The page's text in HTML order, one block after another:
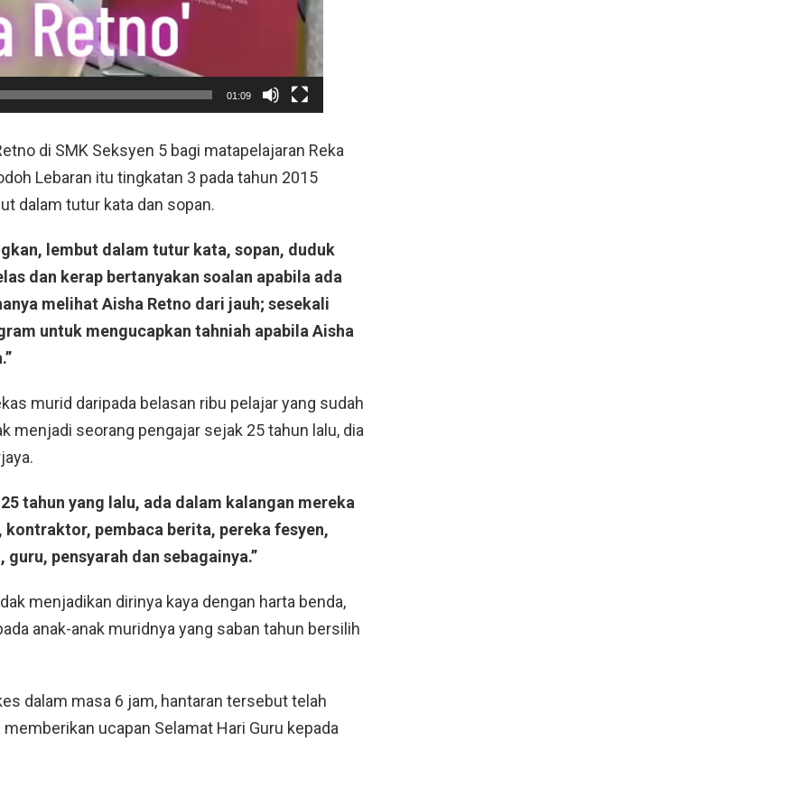
01:09
di SMK Seksyen 5 bagi matapelajaran Reka
Lebaran itu tingkatan 3 pada tahun 2015
dalam tutur kata dan sopan.
lembut dalam tutur kata, sopan, duduk
dan kerap bertanyakan soalan apabila ada
melihat Aisha Retno dari jauh; sesekali
untuk mengucapkan tahniah apabila Aisha
murid daripada belasan ribu pelajar yang sudah
menjadi seorang pengajar sejak 25 tahun lalu, dia
tahun yang lalu, ada dalam kalangan mereka
pembaca berita, pereka fesyen,
pensyarah dan sebagainya.”
menjadikan dirinya kaya dengan harta benda,
anak-anak muridnya yang saban tahun bersilih
dalam masa 6 jam, hantaran tersebut telah
ucapan Selamat Hari Guru kepada